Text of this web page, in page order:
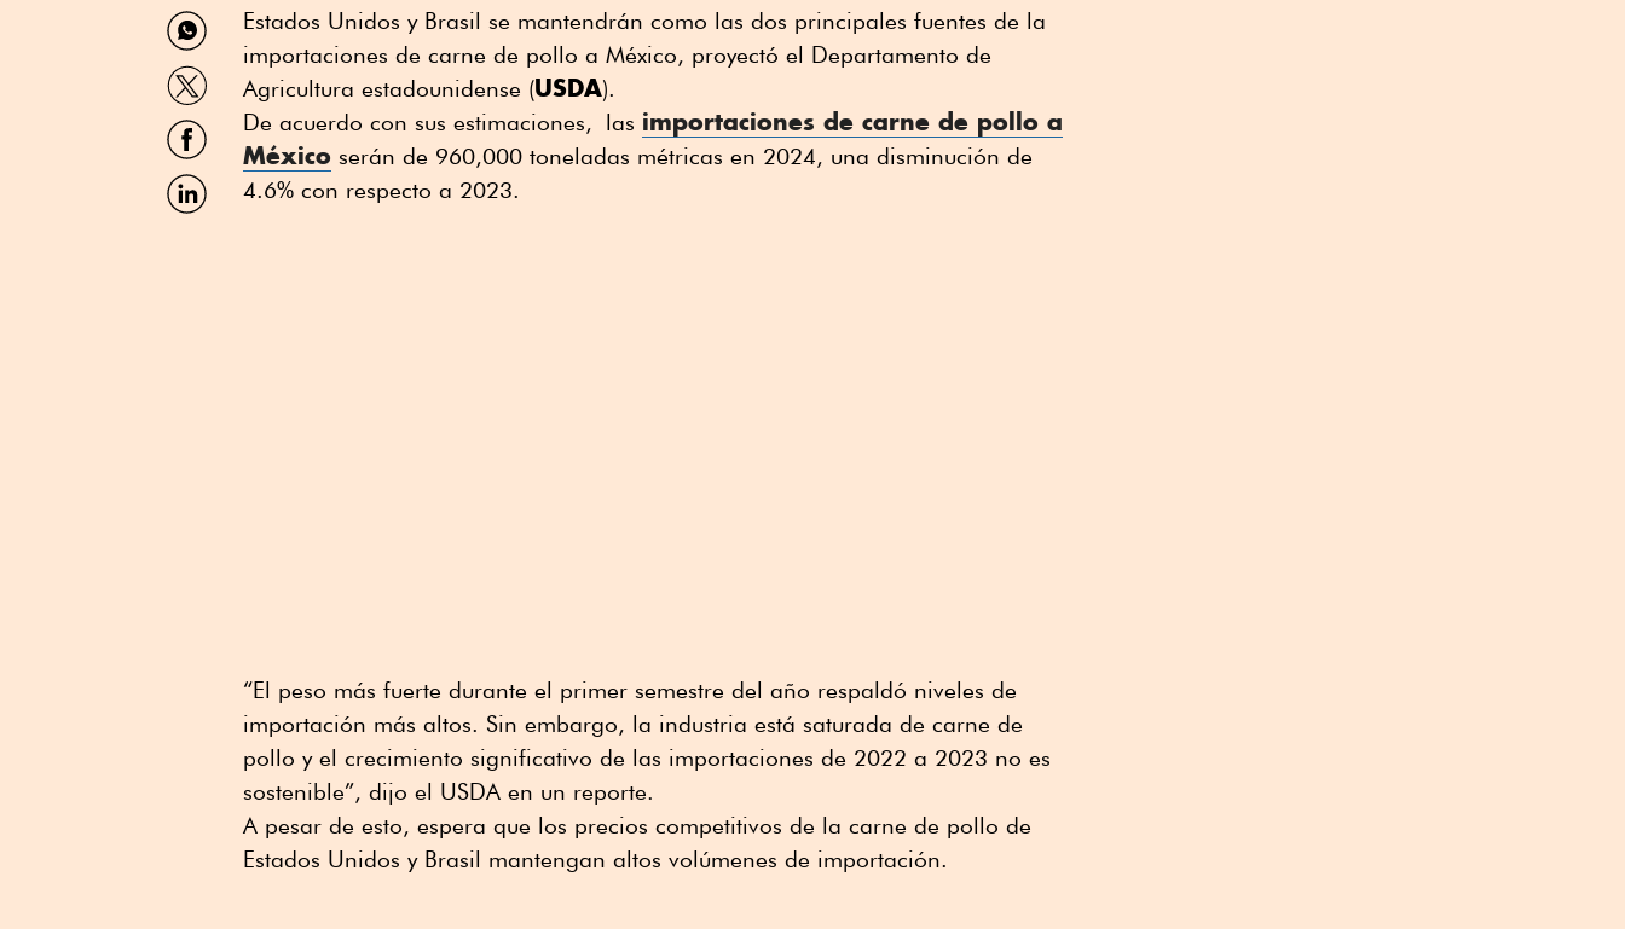
Compartir
por
WhatsApp
Compartir
por
Twitter
Compartir
por
Facebook
Compartir
por
Estados Unidos y Brasil se mantendrán como las dos principales fuentes de la
importaciones de carne de pollo a México, proyectó el Departamento de
Agricultura estadounidense (USDA).
De acuerdo con sus estimaciones, las importaciones de carne de pollo a
México serán de 960,000 toneladas métricas en 2024, una disminución de
4.6% con respecto a 2023.
“El peso más fuerte durante el primer semestre del año respaldó niveles de
importación más altos. Sin embargo, la industria está saturada de carne de
pollo y el crecimiento significativo de las importaciones de 2022 a 2023 no es
sostenible”, dijo el USDA en un reporte.
A pesar de esto, espera que los precios competitivos de la carne de pollo de
Estados Unidos y Brasil mantengan altos volúmenes de importación.